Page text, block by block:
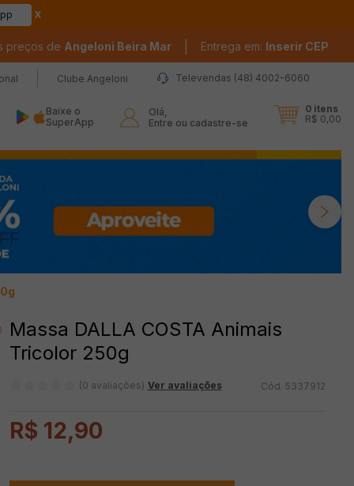
preços de Angeloni Beira Mar Entrega em: Inserir CEP
Clube Angeloni Televendas (48) 4002-6060
Baixe o
SuperApp
Olá,
Entre ou cadastre-se
0 itens
R$ 0,00
Massa DALLA COSTA Animais
Tricolor 250g
(0 avaliações) Ver avaliações 5337912
R$ 12,90